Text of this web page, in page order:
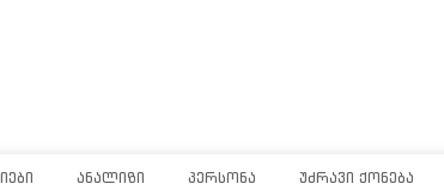
ᲐᲜᲐᲚᲘᲖᲘ ᲞᲔᲠᲡᲝᲜᲐ ᲣᲫᲠᲐᲕᲘ ᲥᲝᲜᲔᲑᲐ